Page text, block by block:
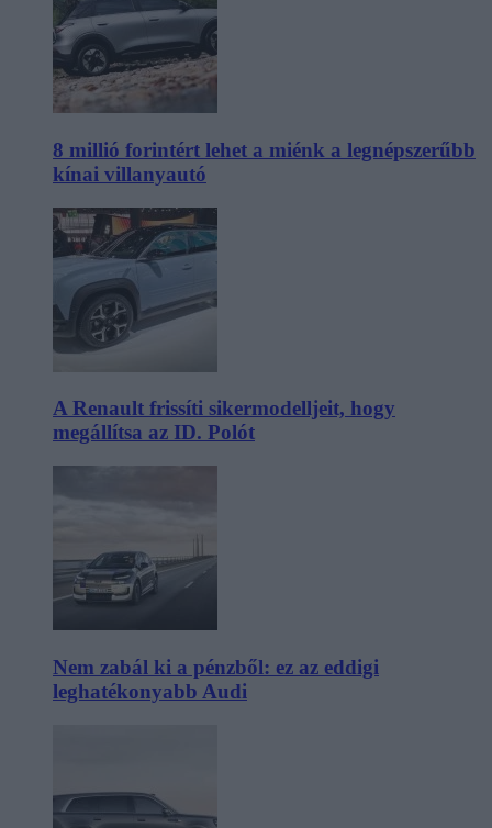
8 millió forintért lehet a miénk a legnépszerűbb
kínai villanyautó
A Renault frissíti sikermodelljeit, hogy
megállítsa az ID. Polót
Nem zabál ki a pénzből: ez az eddigi
leghatékonyabb Audi